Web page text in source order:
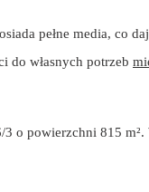
pełne media, co
do własnych potrzeb
3 o powierzchni 815 m².